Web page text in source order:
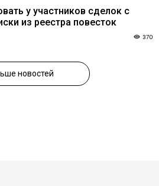
у участников сделок с
из реестра повесток
370
новостей